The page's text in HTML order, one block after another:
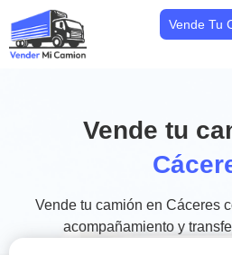
Vende Tu
Vende tu
Vende tu camión en Cáceres
acompañamiento y